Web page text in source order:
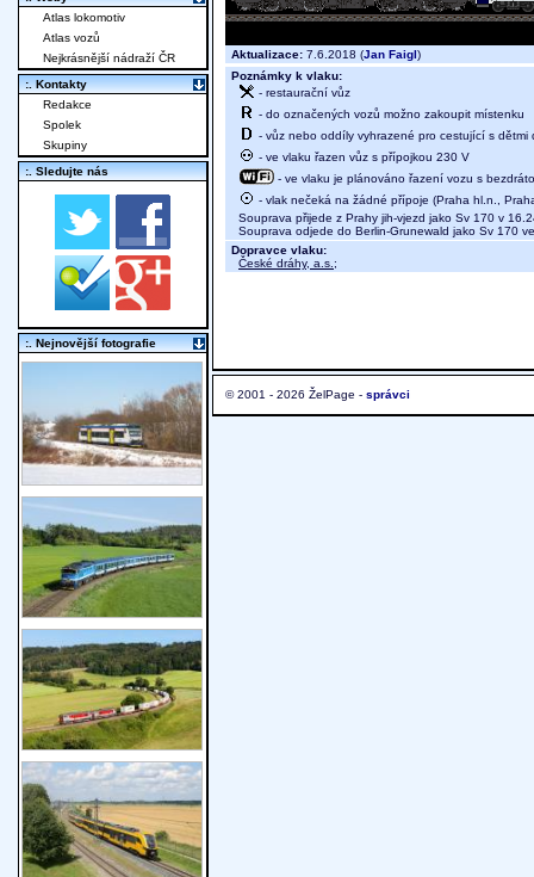
Aktualizace: 7.6.2018 (Jan Faigl)
Poznámky k vlaku:
- restaurační vůz
- do označených vozů možno zakoupit místenku
- vůz nebo oddíly vyhrazené pro cestující s dětmi
- ve vlaku řazen vůz s přípojkou 230 V
- ve vlaku je plánováno řazení vozu s
- vlak nečeká na žádné přípoje (Praha hl.n.,
Souprava přijede z Prahy jih-vjezd jako Sv 170 v
Souprava odjede do Berlin-Grunewald jako Sv 170
Dopravce vlaku:
České dráhy, a.s. ;
© 2001 - 2026 ŽelPage - správci
Atlas lokomotiv
Atlas vozů
Nejkrásnější nádraží ČR
:. Kontakty
Redakce
Spolek
Skupiny
:. Sledujte nás
:. Nejnovější fotografie